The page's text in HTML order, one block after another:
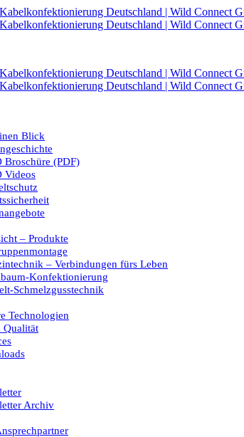
Blick
Broschüre (PDF)
Videos
– Produkte
– Verbindungen fürs Leben
Konfektionierung
Schmelzgusstechnik
Technologien
Qualität
Archiv